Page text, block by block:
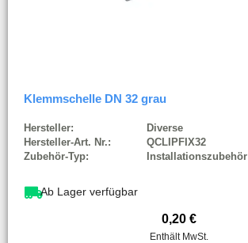
Klemmschelle DN 32 grau
Hersteller:
Diverse
Hersteller-Art. Nr.:
QCLIPFIX32
Zubehör-Typ:
Installationszubehör
Ab Lager verfügbar
0,20 €
Enthält MwSt.